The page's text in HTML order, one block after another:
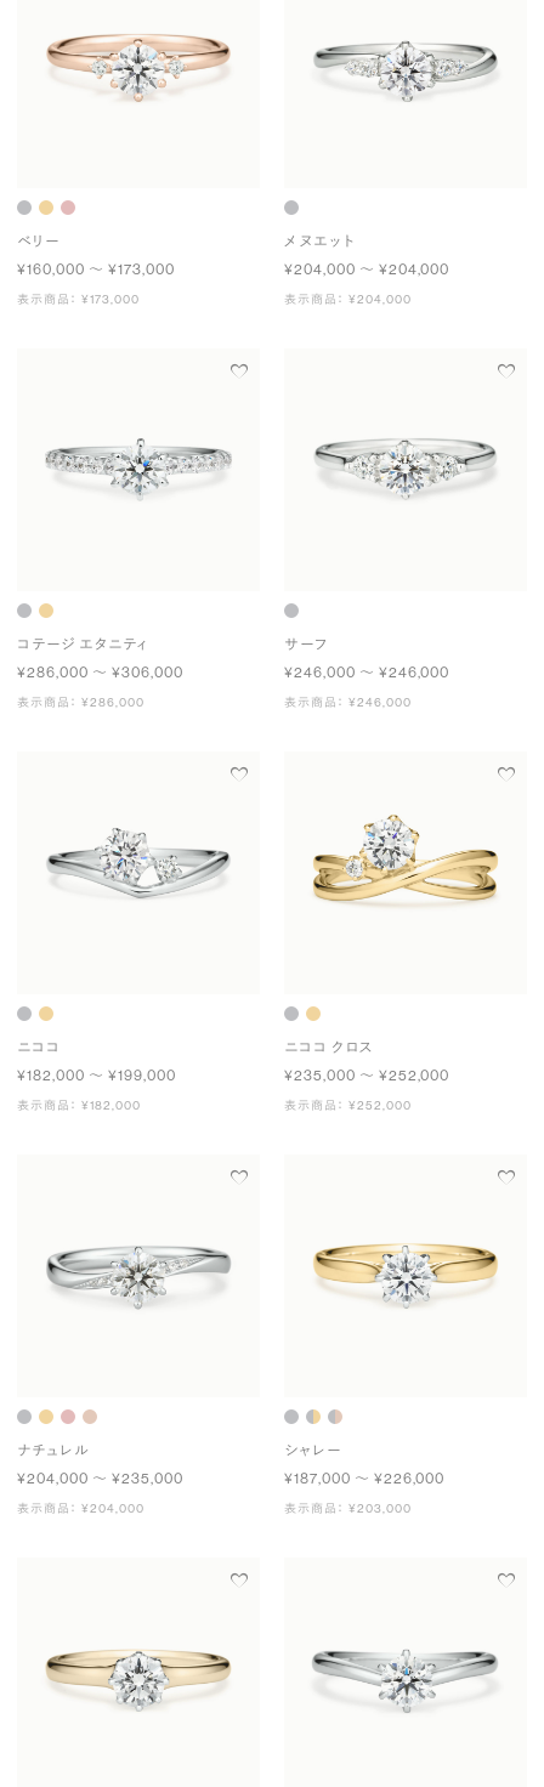
ベリー
¥160,000 〜 ¥173,000
表示商品： ¥173,000
メヌエット
¥204,000 〜 ¥204,000
表示商品： ¥204,000
コテージ エタニティ
¥286,000 〜 ¥306,000
表示商品： ¥286,000
サーフ
¥246,000 〜 ¥246,000
表示商品： ¥246,000
ニココ
¥182,000 〜 ¥199,000
表示商品： ¥182,000
ニココ クロス
¥235,000 〜 ¥252,000
表示商品： ¥252,000
ナチュレル
¥204,000 〜 ¥235,000
表示商品： ¥204,000
シャレー
¥187,000 〜 ¥226,000
表示商品： ¥203,000